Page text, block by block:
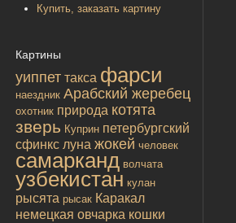
Купить, заказать картину
Картины
уиппет такса фарси
наездник Арабский жеребец
охотник природа котята
зверь Куприн петербургский
сфинкс луна жокей человек
самарканд волчата
узбекистан кулан
рысята рысак Каракал
немецкая овчарка кошки